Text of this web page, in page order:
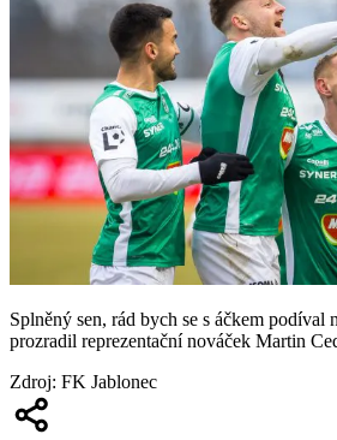
Splněný sen, rád bych se s áčkem podíval
prozradil reprezentační nováček Martin
Zdroj: FK Jablonec